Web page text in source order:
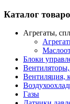
Каталог
Агрегаты,
Блоки
Вентиляторы,
Вентиляция,
Газы